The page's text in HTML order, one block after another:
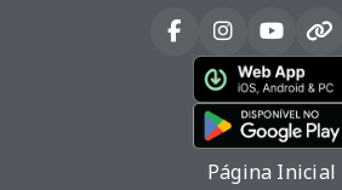
Página Inicial